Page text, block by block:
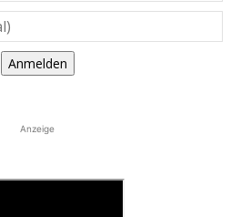
Anmelden
Anzeige